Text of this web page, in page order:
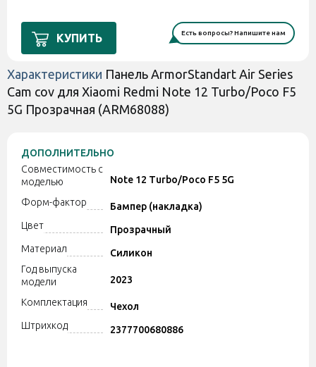
КУПИТЬ Есть вопросы? Напишите нам
Характеристики Панель ArmorStandart Air Series
Cam cov для Xiaomi Redmi Note 12 Turbo/Poco F5
5G Прозрачная (ARM68088)
ДОПОЛНИТЕЛЬНО
Совместимость с
моделью
Note 12 Turbo/Poco F5 5G
Форм-фактор
Бампер (накладка)
Цвет
Прозрачный
Материал
Силикон
Год выпуска
модели
2023
Комплектация
Чехол
Штрихкод
2377700680886